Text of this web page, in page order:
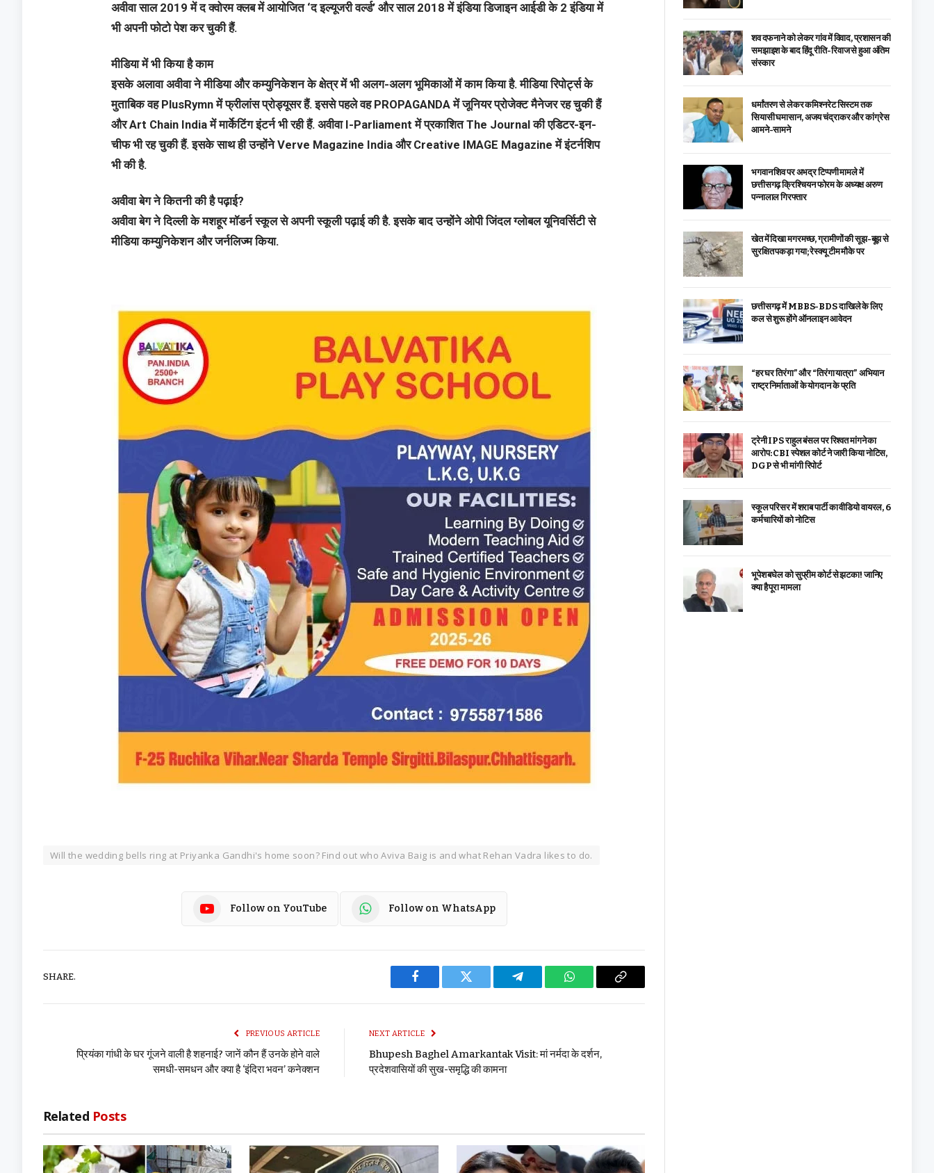
अवीवा साल 2019 में द क्वोरम क्लब में आयोजित ‘द इल्यूजरी वर्ल्ड’ और साल 2018 में इंडिया डिजाइन आईडी के 2 इंडिया में
भी अपनी फोटो पेश कर चुकी हैं.
मीडिया में भी किया है काम
इसके अलावा अवीवा ने मीडिया और कम्युनिकेशन के क्षेत्र में भी अलग-अलग भूमिकाओं में काम किया है. मीडिया रिपोर्ट्स के
मुताबिक वह PlusRymn में फ्रीलांस प्रोड्यूसर हैं. इससे पहले वह PROPAGANDA में जूनियर प्रोजेक्ट मैनेजर रह चुकी हैं
और Art Chain India में मार्केटिंग इंटर्न भी रही हैं. अवीवा I-Parliament में प्रकाशित The Journal की एडिटर-इन-
चीफ भी रह चुकी हैं. इसके साथ ही उन्होंने Verve Magazine India और Creative IMAGE Magazine में इंटर्नशिप
भी की है.
अवीवा बेग ने कितनी की है पढ़ाई?
अवीवा बेग ने दिल्ली के मशहूर मॉडर्न स्कूल से अपनी स्कूली पढ़ाई की है. इसके बाद उन्होंने ओपी जिंदल ग्लोबल यूनिवर्सिटी से
मीडिया कम्युनिकेशन और जर्नलिज्म किया.
Will the wedding bells ring at Priyanka Gandhi's home soon? Find out who Aviva Baig is and what Rehan Vadra likes to do.
Follow on YouTube Follow on WhatsApp
SHARE.
Facebook Twitter Telegram WhatsAppCopy
PREVIOUS ARTICLE
प्रियंका गांधी के घर गूंजने वाली है शहनाई? जानें कौन हैं उनके होने वाले
समधी-समधन और क्या है ‘इंदिरा भवन’ कनेक्शन
NEXT ARTICLE
Bhupesh Baghel Amarkantak Visit: मां नर्मदा के दर्शन,
प्रदेशवासियों की सुख-समृद्धि की कामना
Related Posts
शव दफनाने को लेकर गांव में विवाद, प्रशासन की
समझाइश के बाद हिंदू रीति-रिवाज से हुआ अंतिम
संस्कार
धर्मांतरण से लेकर कमिश्नरेट सिस्टम तक
सियासी घमासान, अजय चंद्राकर और कांग्रेस
आमने-सामने
भगवान शिव पर अभद्र टिप्पणी मामले में
छत्तीसगढ़ क्रिश्चियन फोरम के अध्यक्ष अरुण
पन्नालाल गिरफ्तार
खेत में दिखा मगरमच्छ, ग्रामीणों की सूझ-बूझ से
सुरक्षित पकड़ा गया; रेस्क्यू टीम मौके पर
छत्तीसगढ़ में MBBS-BDS दाखिले के लिए
कल से शुरू होंगे ऑनलाइन आवेदन
“हर घर तिरंगा” और “तिरंगा यात्रा” अभियान
राष्ट्र निर्माताओं के योगदान के प्रति
ट्रेनी IPS राहुल बंसल पर रिश्वत मांगने का
आरोप: CBI स्पेशल कोर्ट ने जारी किया नोटिस,
DGP से भी मांगी रिपोर्ट
स्कूल परिसर में शराब पार्टी का वीडियो वायरल, 6
कर्मचारियों को नोटिस
भूपेश बघेल को सुप्रीम कोर्ट से झटका! जानिए
क्या है पूरा मामला